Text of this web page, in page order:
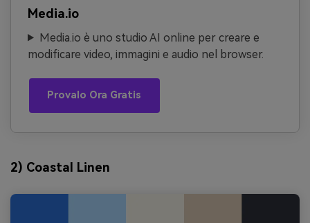
Media.io
Media.io è uno studio AI online per creare e
modificare video, immagini e audio nel browser.
Provalo Ora Gratis
2) Coastal Linen